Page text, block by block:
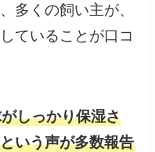
多くの飼い主が、
ていることが口コ
しっかり保湿さ
いう声が多数報告